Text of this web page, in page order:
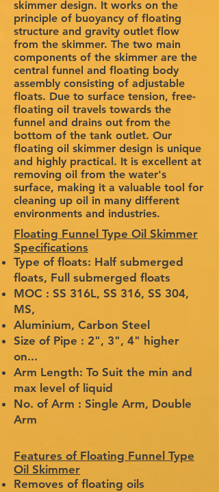
skimmer design. It works on the
principle of buoyancy of floating
structure and gravity outlet flow
from the skimmer. The two main
components of the skimmer are the
central funnel and floating body
assembly consisting of adjustable
floats. Due to surface tension, free-
floating oil travels towards the
funnel and drains out from the
bottom of the tank outlet. Our
floating oil skimmer design is unique
and highly practical. It is excellent at
removing oil from the water's
surface, making it a valuable tool for
cleaning up oil in many different
environments and industries.
Floating Funnel Type Oil Skimmer
Specifications
Type of floats: Half submerged
floats, Full submerged floats
MOC : SS 316L, SS 316, SS 304,
MS,
Aluminium, Carbon Steel
Size of Pipe : 2", 3", 4" higher
on...
Arm Length: To Suit the min and
max level of liquid
No. of Arm : Single Arm, Double
Arm
Features of Floating Funnel Type
Oil Skimmer
Removes of floating oils